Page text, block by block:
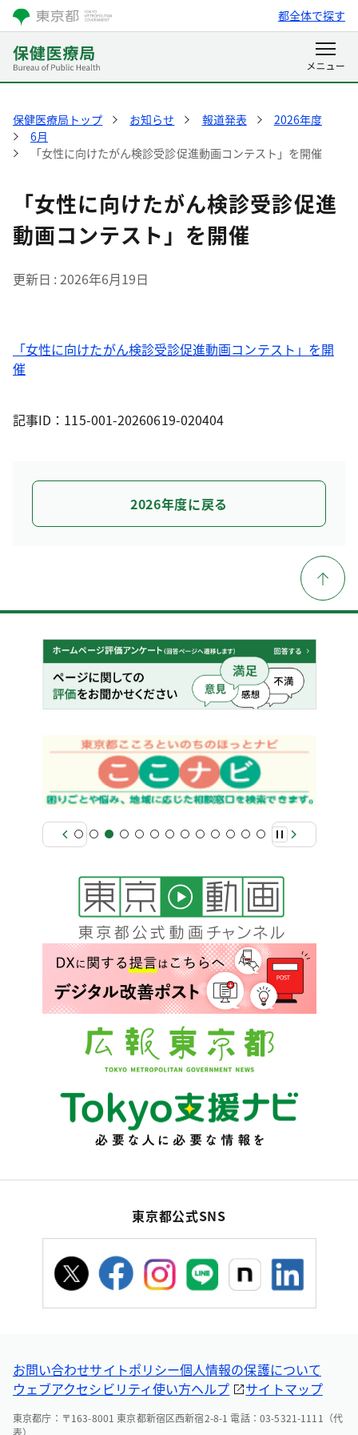
都全体で探す
保健医療局トップ お知らせ 報道発表
2026年度
6月
「女性に向けたがん検診受診促進動画コンテスト」を開催
「女性に向けたがん検診受診促進
動画コンテスト」を開催
更新日 2026年6月19日
「女性に向けたがん検診受診促進動画コンテスト」を開
催
記事ID：115-001-20260619-020404
2026年度に戻る
東京都公式SNS
お問い合わせサイトポリシー個人情報の保護について
ウェブアクセシビリティ使い方ヘルプ サイトマップ
東京都庁：〒163-8001 東京都新宿区西新宿2-8-1 電話：03-5321-1111（代
表）